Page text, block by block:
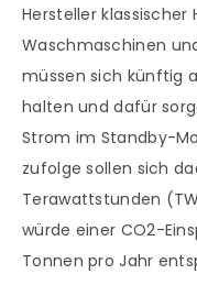
Hersteller klassischer
Waschmaschinen
müssen sich künftig
halten und dafür
Strom im Standby-
zufolge sollen sich
Terawattstunden
würde einer CO2-
Tonnen pro Jahr